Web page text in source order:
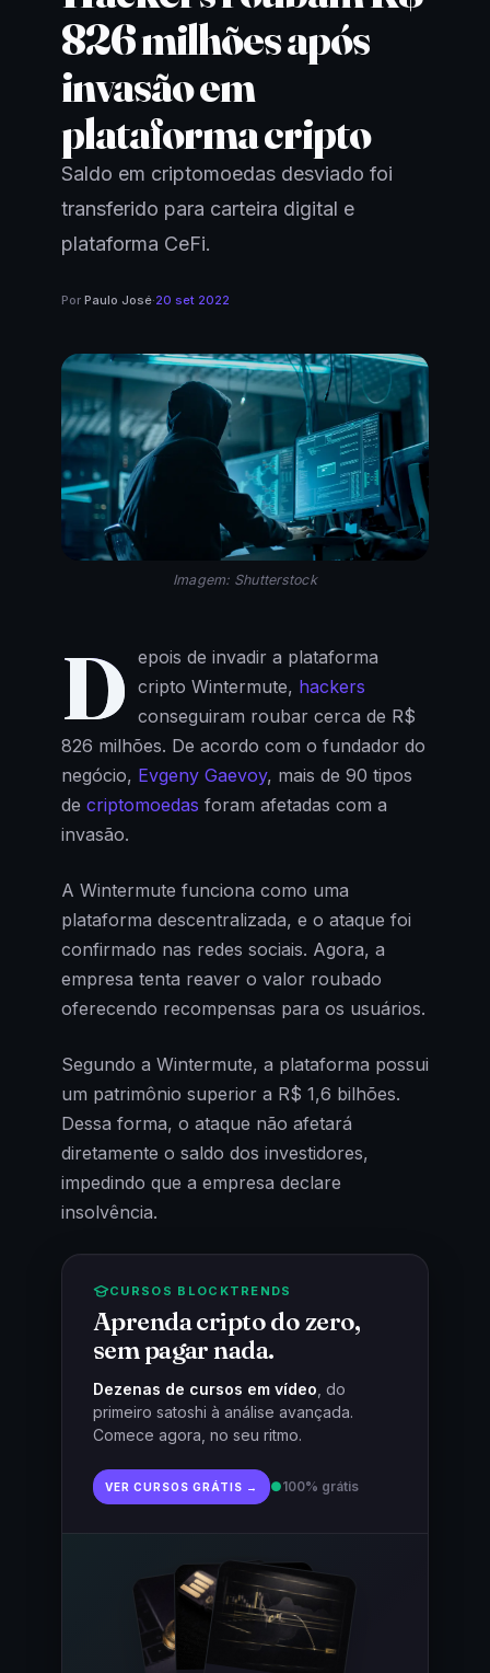
826 milhões após
invasão em
plataforma cripto
Saldo em criptomoedas desviado foi
transferido para carteira digital e
plataforma CeFi.
Por Paulo José·20 set 2022
Imagem: Shutterstock
D epois de invadir a plataforma
cripto Wintermute, hackers
conseguiram roubar cerca de R$
826 milhões. De acordo com o fundador do
negócio, Evgeny Gaevoy, mais de 90 tipos
de criptomoedas foram afetadas com a
invasão.
A Wintermute funciona como uma
plataforma descentralizada, e o ataque foi
confirmado nas redes sociais. Agora, a
empresa tenta reaver o valor roubado
oferecendo recompensas para os usuários.
Segundo a Wintermute, a plataforma possui
um patrimônio superior a R$ 1,6 bilhões.
Dessa forma, o ataque não afetará
diretamente o saldo dos investidores,
impedindo que a empresa declare
insolvência.
CURSOS BLOCKTRENDS
Aprenda cripto do zero,
sem pagar nada.
Dezenas de cursos em vídeo , do
primeiro satoshi à análise avançada.
Comece agora, no seu ritmo.
VER CURSOS GRÁTIS → ●100% grátis